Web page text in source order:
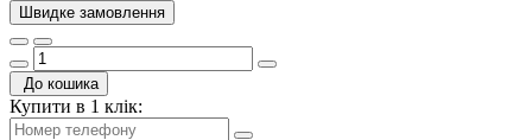
Швидке замовлення
До кошика
Купити в 1 клік: